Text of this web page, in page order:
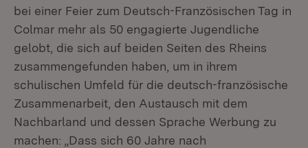
bei einer Feier zum Deutsch-Französischen Tag in
Colmar mehr als 50 engagierte Jugendliche
gelobt, die sich auf beiden Seiten des Rheins
zusammengefunden haben, um in ihrem
schulischen Umfeld für die deutsch-französische
Zusammenarbeit, den Austausch mit dem
Nachbarland und dessen Sprache Werbung zu
machen: „Dass sich 60 Jahre nach